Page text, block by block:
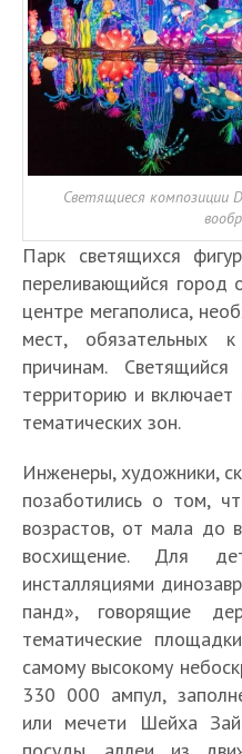
Светящиеся композиции
Парк светящихся
переливающийся город
центре мегаполиса,
мест, обязательных
причинам.
территорию и
тематических зон.
Инженеры, художники,
позаботились о том,
возрастов, от мала до
восхищение. Для
инсталляциями
панд», говорящие
тематические
самому высокому
330 000 ампул,
или мечети Шейха